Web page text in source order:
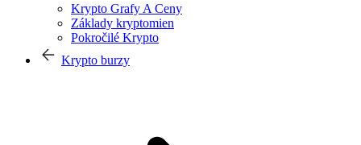
Krypto Grafy A Ceny
Základy kryptomien
Pokročilé Krypto
Krypto burzy